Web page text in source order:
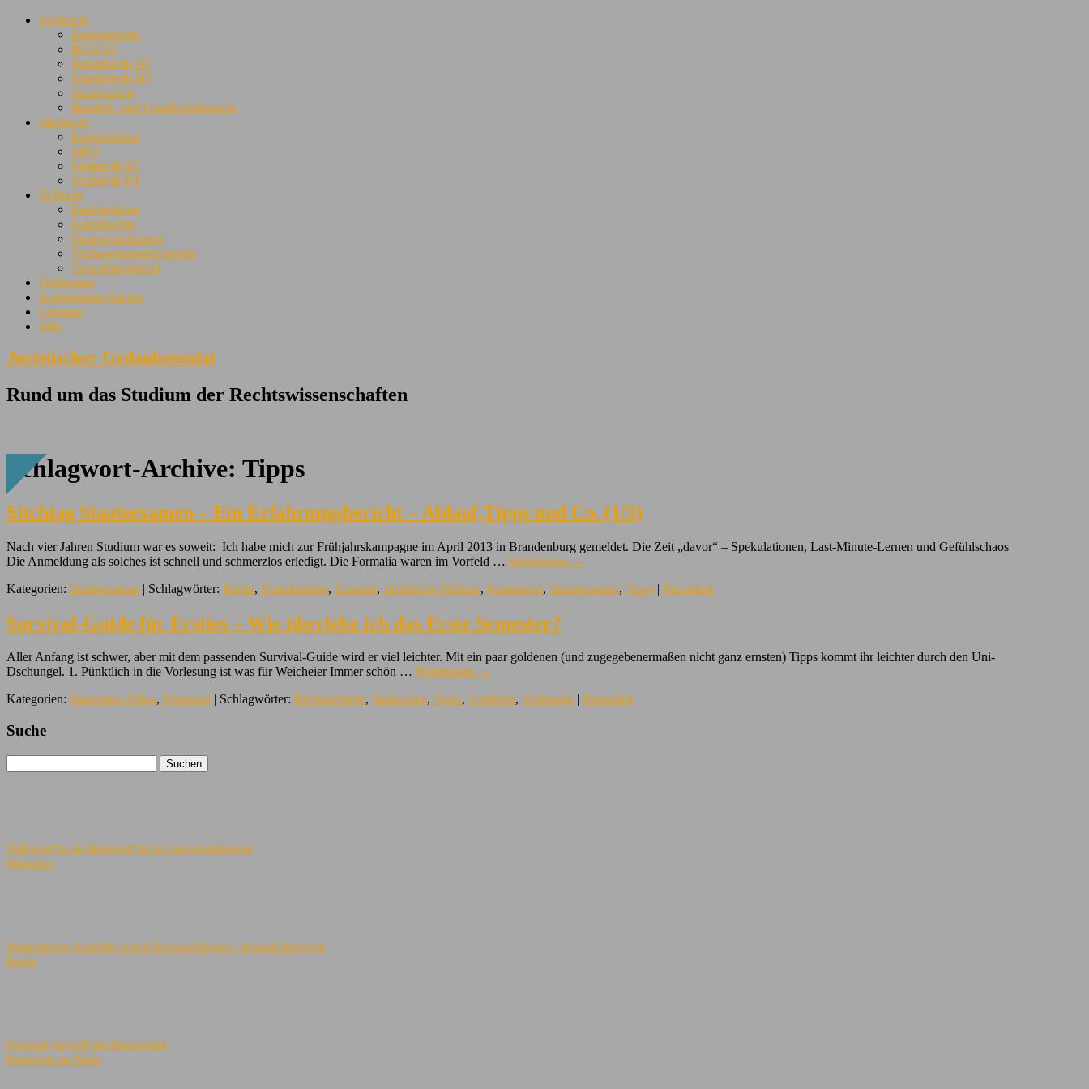
Zivilrecht
Eselsbrücken
BGB AT
Schuldrecht AT
Schuldrecht BT
Sachenrecht
Handels- und Gesellschaftsrecht
Strafrecht
Eselsbrücken
StPO
Strafrecht AT
Strafrecht BT
Ö-Recht
Eselsbrücken
Grundrechte
Staatsorganisation
Verfassungsprozessrecht
Verwaltungsrecht
Onlinekurs
Kommentare mieten
Literatur
Jobs
Juristischer Gedankensalat
Rund um das Studium der Rechtswissenschaften
Schlagwort-Archive: Tipps
Stichtag Staatsexamen – Ein Erfahrungsbericht – Ablauf,Tipps und Co. (1/3)
Nach vier Jahren Studium war es soweit: Ich habe mich zur Frühjahrskampagne im April 2013 in Brandenburg gemeldet. Die Zeit „davor“ – Spekulationen, Last-Minute-Lernen und Gefühlschaos
Die Anmeldung als solches ist schnell und schmerzlos erledigt. Die Formalia waren im Vorfeld … Weiterlesen →
Kategorien: Staatsexamen | Schlagwörter: Berlin, Brandenburg, Examen, Juristische Prüfung, Kampagne, Staatsexamen, Tipps | Permalink
Survival-Guide für Ersties – Wie überlebe ich das Erste Semester?
Aller Anfang ist schwer, aber mit dem passenden Survival-Guide wird er viel leichter. Mit ein paar goldenen (und zugegebenermaßen nicht ganz ernsten) Tipps kommt ihr leichter durch den Uni-
Dschungel. 1. Pünktlich in die Vorlesung ist was für Weicheier Immer schön … Weiterlesen →
Kategorien: Studenten-Alltag, Potpourri | Schlagwörter: Rechtsgebiete, Sarkasmus, Tipps, Unileben, Vorlesung | Permalink
Suche
Volljurist*in als Referent*in für Grundsatzfragen
München
Studentische Aushilfe w/m/d Prozessführung | Immobilienrecht
Berlin
Counsel (m/w/d) im Steuerrecht
Frankfurt am Main